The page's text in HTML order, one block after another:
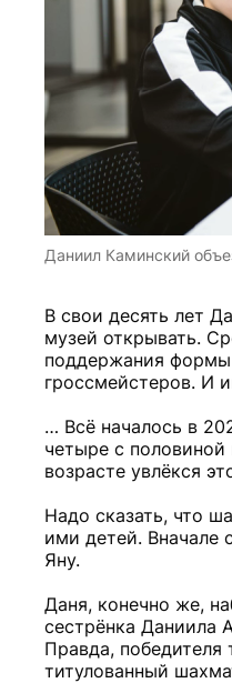
Даниил Каминский
В свои десять лет
музей открывать.
поддержания формы
гроссмейстеров. И
… Всё началось в
четыре с половиной
возрасте увлёкся
Надо сказать, что
ими детей. Вначале
Яну.
Даня, конечно же,
сестрёнка Даниила
Правда,
титулованный